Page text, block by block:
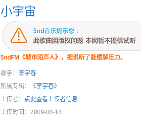
小宇宙
5ndFM《城市陌声人》，据说听了能缓解压力。
歌手： 李宇春
所属专辑：
《李宇春》
上传者： 点此查看上传者信息
上传时间：2009-08-18